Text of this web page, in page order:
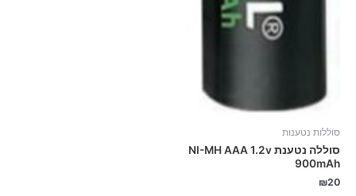
סוללות נטענות
סוללה נטענת NI-MH AAA 1.2v
900mAh
₪20